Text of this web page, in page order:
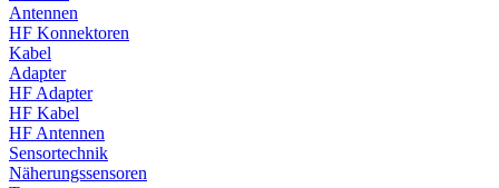
Antennen
HF Konnektoren
Kabel
Adapter
HF Adapter
HF Kabel
HF Antennen
Sensortechnik
Näherungssensoren